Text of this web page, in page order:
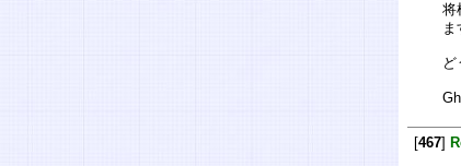
将
ま
ど
[467]